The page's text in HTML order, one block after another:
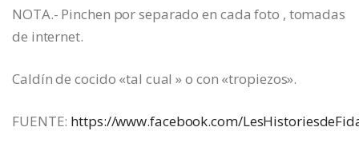
NOTA.- Pinchen por separado en cada foto , tomadas
de internet.
Caldín de cocido «tal cual » o con «tropiezos».
FUENTE: https://www.facebook.com/